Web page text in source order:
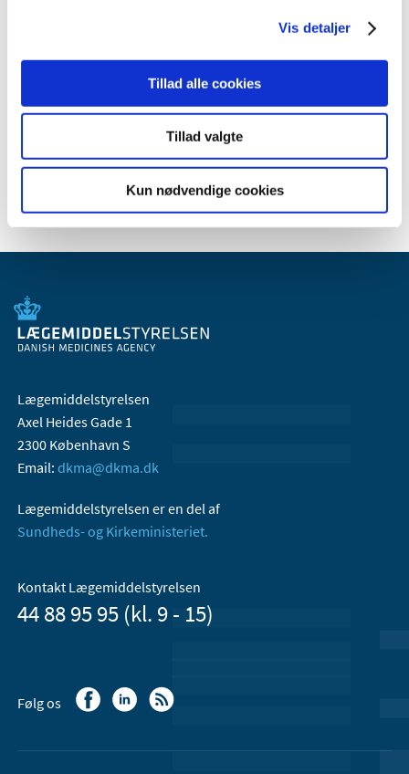
Vis detaljer
Tillad alle cookies
Tillad valgte
Kun nødvendige cookies
2007 (3)
2005 (2)
Lægemiddelstyrelsen
Axel Heides Gade 1
2300 København S
Email: dkma@dkma.dk
Lægemiddelstyrelsen er en del af
Sundheds- og Kirkeministeriet.
Kontakt Lægemiddelstyrelsen
44 88 95 95 (kl. 9 - 15)
Følg os